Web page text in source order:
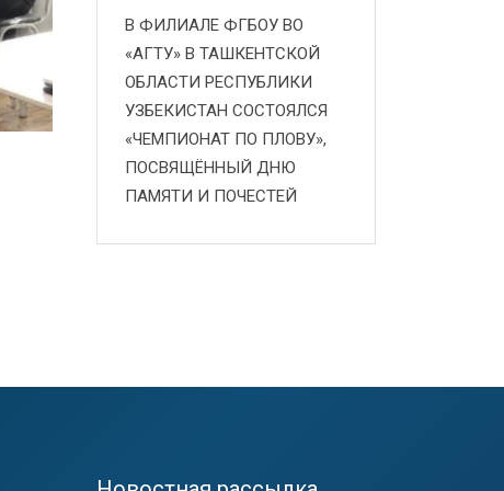
В ФИЛИАЛЕ ФГБОУ ВО
«АГТУ» В ТАШКЕНТСКОЙ
ОБЛАСТИ РЕСПУБЛИКИ
УЗБЕКИСТАН СОСТОЯЛСЯ
«ЧЕМПИОНАТ ПО ПЛОВУ»,
ПОСВЯЩЁННЫЙ ДНЮ
ПАМЯТИ И ПОЧЕСТЕЙ